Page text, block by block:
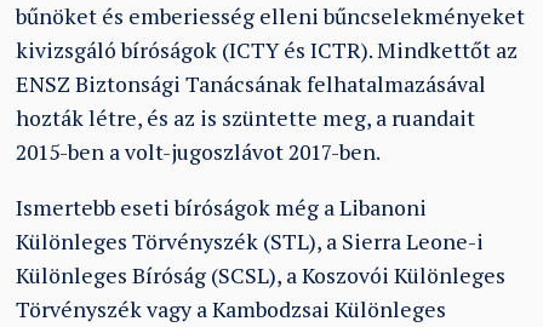
bűnöket és emberiesség elleni bűncselekményeket
kivizsgáló bíróságok (ICTY és ICTR). Mindkettőt az
ENSZ Biztonsági Tanácsának felhatalmazásával
hozták létre, és az is szüntette meg, a ruandait
2015-ben a volt-jugoszlávot 2017-ben.
Ismertebb eseti bíróságok még a Libanoni
Különleges Törvényszék (STL), a Sierra Leone-i
Különleges Bíróság (SCSL), a Koszovói Különleges
Törvényszék vagy a Kambodzsai Különleges